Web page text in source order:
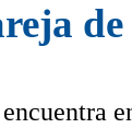
de